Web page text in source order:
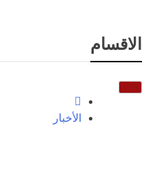
الاقسام
الأخبار